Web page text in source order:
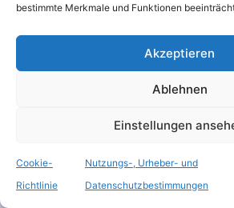
bestimmte Merkmale und Funktionen
Akzeptieren
Ablehnen
Einstellungen
Cookie-
Richtlinie
Nutzungs-, Urheber- und
Datenschutzbestimmungen
Milchstraße Mond
Roskosmos Russland